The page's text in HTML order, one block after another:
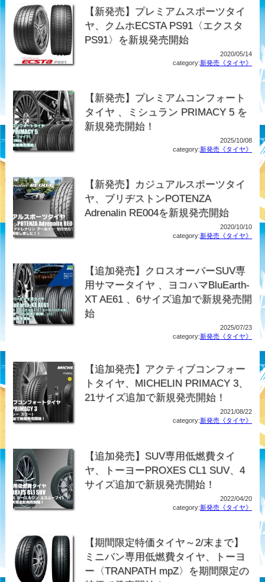
【新発売】プレミアムスポーツタイ
ヤ、クムホECSTA PS91〈エクスタ
PS91〉を新規発売開始
2020/05/14
category:新発売《タイヤ》
【新発売】プレミアムコンフォート
タイヤ 、ミシュラン PRIMACY 5 を
新規発売開始！
2025/10/08
category:新発売《タイヤ》
【新発売】カジュアルスポーツタイ
ヤ、ブリヂストンPOTENZA
Adrenalin RE004を新規発売開始
2020/10/10
category:新発売《タイヤ》
【追加発売】クロスオーバーSUV専
用サマータイヤ 、ヨコハマBluEarth-
XT AE61 、6サイズ追加で新規発売開
始
2025/07/23
category:新発売《タイヤ》
【追加発売】アクティブコンフォー
トタイヤ、MICHELIN PRIMACY 3、
21サイズ追加で新規発売開始！
2021/08/22
category:新発売《タイヤ》
【追加発売】SUV専用低燃費タイ
ヤ、トーヨーPROXES CL1 SUV、4
サイズ追加で新規発売開始！
2022/04/20
category:新発売《タイヤ》
【期間限定特価タイヤ～2/末まで】
ミニバン専用低燃費タイヤ、トーヨ
ー〈TRANPATH mpZ〉を期間限定の